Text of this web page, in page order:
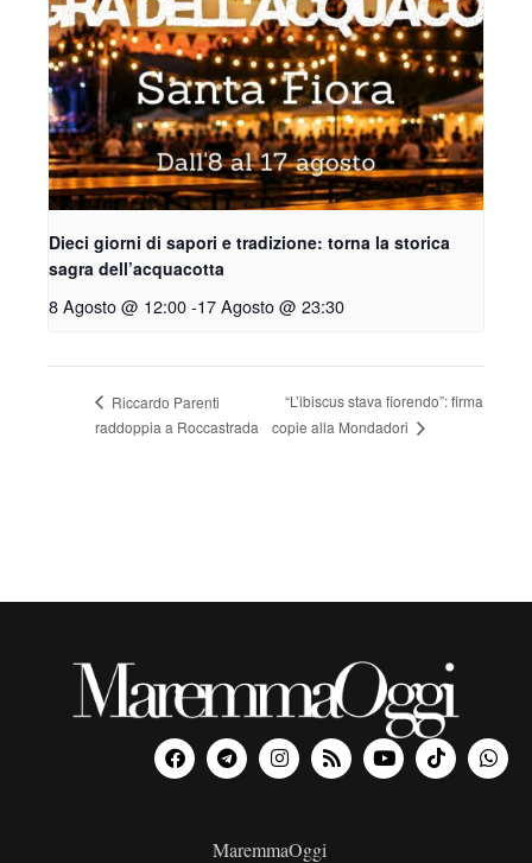
Dieci giorni di sapori e tradizione: torna la storica
sagra dell’acquacotta
8 Agosto @ 12:00-17 Agosto @ 23:30
Riccardo Parenti
raddoppia a Roccastrada
“L’ibiscus stava fiorendo”: firma
copie alla Mondadori
MaremmaOggi